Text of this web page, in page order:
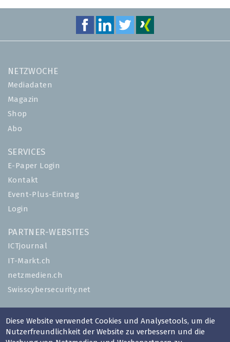
NETZWOCHE
Mediadaten
Magazin
Shop
Abo
SERVICES
E-Paper Login
Kontakt
Event-Plus-Eintrag
Login
PARTNER-WEBSITES
ICTjournal
IT-Markt.ch
netzmedien.ch
Swisscybersecurity.net
Impressum
Diese Website verwendet Cookies und Analysetools, um die
Nutzerfreundlichkeit der Website zu verbessern und die